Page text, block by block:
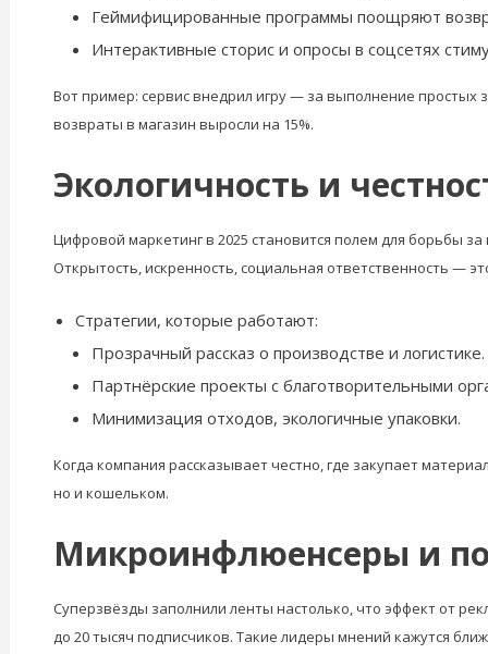
Геймифицированные программы поощряют
Интерактивные сторис и опросы в соцсетях
Вот пример: сервис внедрил игру — за выполнение простых
возвраты в магазин выросли на 15%.
Экологичность и
Цифровой маркетинг в 2025 становится полем для борьбы
Открытость, искренность, социальная ответственность —
Стратегии, которые работают:
Прозрачный рассказ о производстве и логистике.
Партнёрские проекты с благотворительными
Минимизация отходов, экологичные упаковки.
Когда компания рассказывает честно, где закупает
но и кошельком.
Микроинфлюенсеры и
Суперзвёзды заполнили ленты настолько, что эффект от
до 20 тысяч подписчиков. Такие лидеры мнений кажутся